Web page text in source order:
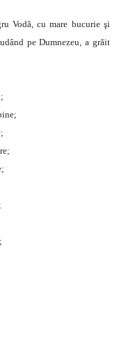
Vodă, cu mare bucurie şi
pe Dumnezeu, a grăit